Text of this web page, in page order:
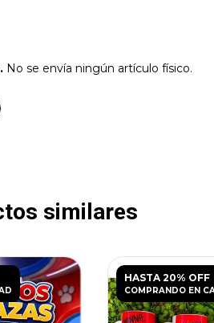
No se envía ningún artículo físico.
similares
HASTA 20% OFF
COMPRANDO EN